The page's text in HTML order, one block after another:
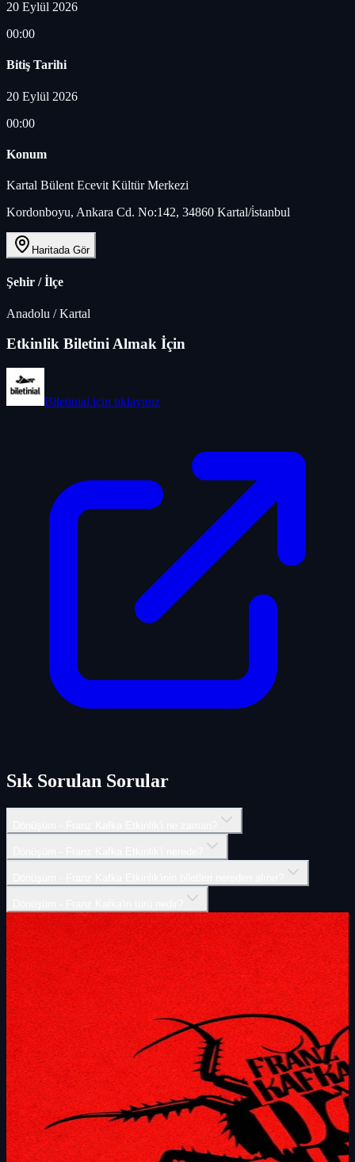
20 Eylül 2026
00:00
Bitiş Tarihi
20 Eylül 2026
00:00
Konum
Kartal Bülent Ecevit Kültür Merkezi
Kordonboyu, Ankara Cd. No:142, 34860 Kartal/i̇stanbul
Haritada Gör
Şehir / İlçe
Anadolu /Kartal
Etkinlik Biletini Almak İçin
Biletinial için tıklayınız
Sık Sorulan Sorular